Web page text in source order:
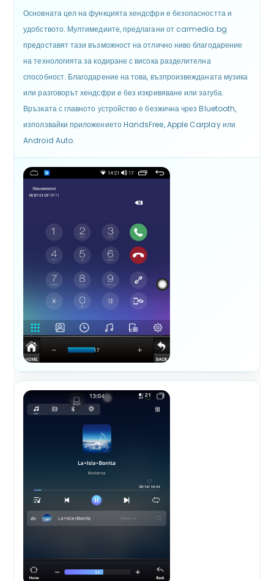
Основната цел на функцията хендсфри е безопасността и
удобството. Мултимедиите, предлагани от carmedia.bg
предоставят тази възможност на отлично ниво благодарение
на технологията за кодиране с висока разделителна
способност. Благодарение на това, възпроизвежданата музика
или разговорът хендсфри е без изкривяване или загуба.
Връзката с главното устройство е безжична чрез Bluetooth,
използвайки приложението HandsFree, Apple Carplay или
Android Auto.